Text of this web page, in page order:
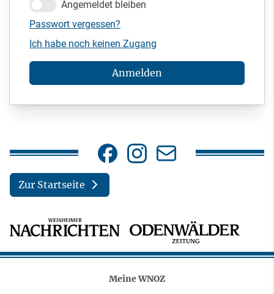
Angemeldet bleiben
Passwort vergessen?
Ich habe noch keinen Zugang
Anmelden
Zur Startseite
Meine WNOZ